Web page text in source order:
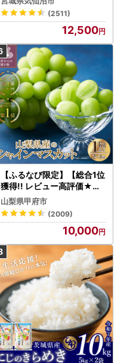
(2511)
12,500
【ふるなび限定】【総合1位
獲得!! レビュー高評価★】
〈2026年度配送分〉山梨
県産 シャインマスカット 2
～3房（1.0kg以上）シャイ
ン フルーツ FN-Limited-S
P
山梨県甲府市
(2009)
10,000